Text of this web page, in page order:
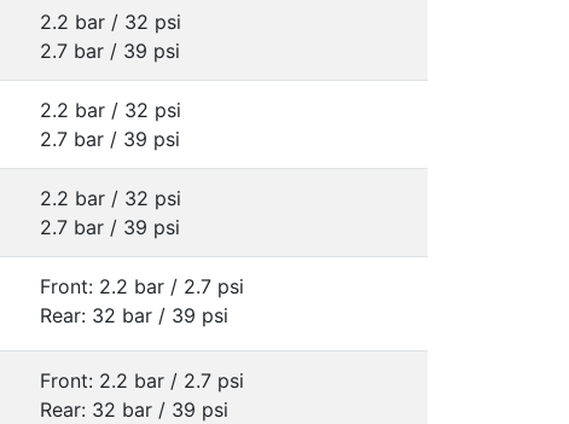
2.2 bar / 32 psi
2.7 bar / 39 psi
2.2 bar / 32 psi
2.7 bar / 39 psi
2.2 bar / 32 psi
2.7 bar / 39 psi
Front: 2.2 bar / 2.7 psi
Rear: 32 bar / 39 psi
Front: 2.2 bar / 2.7 psi
Rear: 32 bar / 39 psi